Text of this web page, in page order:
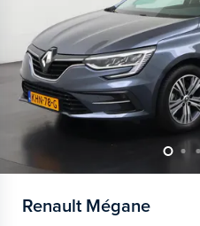
Renault Mégane